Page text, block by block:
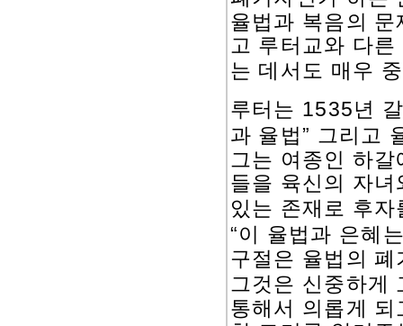
율법과 복음의
고 루터교와 다
는 데서도 매우
루터는 1535년
과 율법” 그리고
그는 여종인 하
들을 육신의 자
있는 존재로 후
“이 율법과 은혜
구절은 율법의
그것은 신중하게
통해서 의롭게